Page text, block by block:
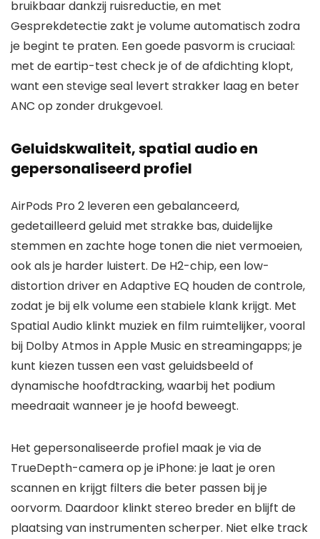
bruikbaar dankzij ruisreductie, en met
Gesprekdetectie zakt je volume automatisch zodra
je begint te praten. Een goede pasvorm is cruciaal:
met de eartip-test check je of de afdichting klopt,
want een stevige seal levert strakker laag en beter
ANC op zonder drukgevoel.
Geluidskwaliteit, spatial audio en
gepersonaliseerd profiel
AirPods Pro 2 leveren een gebalanceerd,
gedetailleerd geluid met strakke bas, duidelijke
stemmen en zachte hoge tonen die niet vermoeien,
ook als je harder luistert. De H2-chip, een low-
distortion driver en Adaptive EQ houden de controle,
zodat je bij elk volume een stabiele klank krijgt. Met
Spatial Audio klinkt muziek en film ruimtelijker, vooral
bij Dolby Atmos in Apple Music en streamingapps; je
kunt kiezen tussen een vast geluidsbeeld of
dynamische hoofdtracking, waarbij het podium
meedraait wanneer je je hoofd beweegt.
Het gepersonaliseerde profiel maak je via de
TrueDepth-camera op je iPhone: je laat je oren
scannen en krijgt filters die beter passen bij je
oorvorm. Daardoor klinkt stereo breder en blijft de
plaatsing van instrumenten scherper. Niet elke track